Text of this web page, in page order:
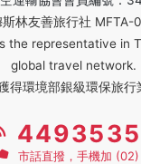
斯林友善旅行社 MFTA-
the representative in
global travel network.
得環境部銀級環保旅行
4493535
市話直撥，手機加 (02)